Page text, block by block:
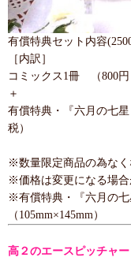
有償特典セット内容
［内訳］
コミックス1冊 （800円
＋
有償特典・『六月の七
税）
※数量限定商品の為なく
※価格は変更になる場合
※有償特典・『六月の
（105mm×145mm）
高２のエースピッチャ